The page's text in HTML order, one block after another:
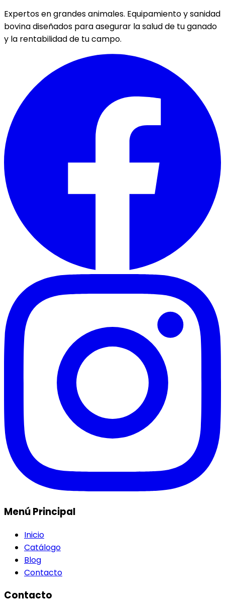
Expertos en grandes animales. Equipamiento y sanidad
bovina diseñados para asegurar la salud de tu ganado
y la rentabilidad de tu campo.
Menú Principal
Inicio
Catálogo
Blog
Contacto
Contacto